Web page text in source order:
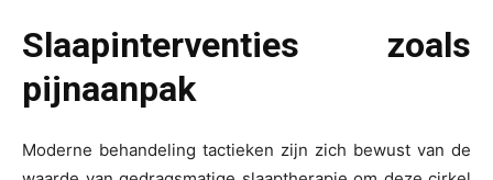
Slaapinterventies zoals
pijnaanpak
Moderne behandeling tactieken zijn zich bewust van de